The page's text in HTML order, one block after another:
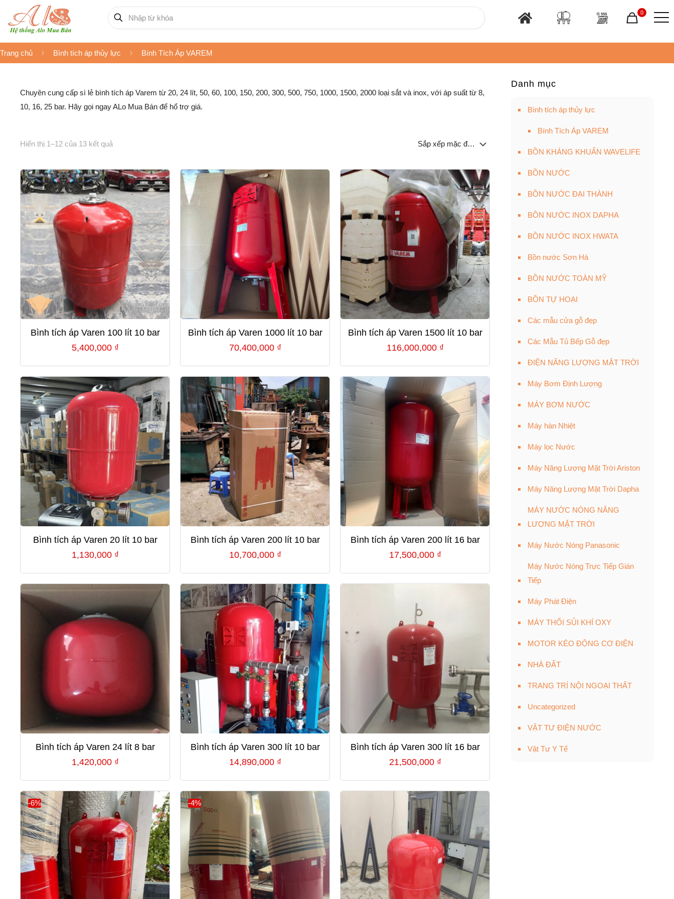
0
Trang chủ Bình tích áp thủy lực Bính Tích Áp VAREM
Chuyên cung cấp sì lẻ bình tích áp Varem từ 20, 24 lít, 50, 60, 100, 150, 200, 300, 500, 750, 1000, 1500, 2000 loại sắt và inox, với áp suất từ 8,
10, 16, 25 bar. Hãy gọi ngay ALo Mua Bán để hổ trợ giá.
Hiển thị 1–12 của 13 kết quả
Bình tích áp Varen 100 lít 10 bar
5,400,000 ₫
Bình tích áp Varen 1000 lít 10 bar
70,400,000 ₫
Bình tích áp Varen 1500 lít 10 bar
116,000,000 ₫
Bình tích áp Varen 20 lít 10 bar
1,130,000 ₫
Bình tích áp Varen 200 lít 10 bar
10,700,000 ₫
Bình tích áp Varen 200 lít 16 bar
17,500,000 ₫
Bình tích áp Varen 24 lít 8 bar
1,420,000 ₫
Bình tích áp Varen 300 lít 10 bar
14,890,000 ₫
Bình tích áp Varen 300 lít 16 bar
21,500,000 ₫
-6% -4%
Danh mục
Bình tích áp thủy lực
Bính Tích Áp VAREM
BỒN KHÁNG KHUẨN WAVELIFE
BỒN NƯỚC
BỒN NƯỚC ĐẠI THÀNH
BỒN NƯỚC INOX DAPHA
BỒN NƯỚC INOX HWATA
Bồn nước Sơn Hà
BỒN NƯỚC TOÀN MỸ
BỒN TỰ HOẠI
Các mẫu cửa gỗ đẹp
Các Mẫu Tủ Bếp Gỗ đẹp
ĐIỆN NĂNG LƯỢNG MẶT TRỜI
Máy Bơm Định Lượng
MÁY BƠM NƯỚC
Máy hàn Nhiệt
Máy lọc Nước
Máy Năng Lượng Mặt Trời Ariston
Máy Năng Lượng Mặt Trời Dapha
MÁY NƯỚC NÓNG NĂNG
LƯỢNG MẶT TRỜI
Máy Nước Nóng Panasonic
Máy Nước Nóng Trực Tiếp Gián
Tiếp
Máy Phát Điện
MÁY THỔI SỦI KHÍ OXY
MOTOR KÉO ĐỘNG CƠ ĐIỆN
NHÀ ĐẤT
TRANG TRÍ NỘI NGOẠI THẤT
Uncategorized
VẬT TƯ ĐIỆN NƯỚC
Vật Tư Y Tế